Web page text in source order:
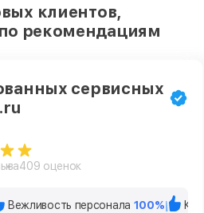
клиентов,
рекомендациям
сервисных
409 оценок
Вежливость персонала 100%